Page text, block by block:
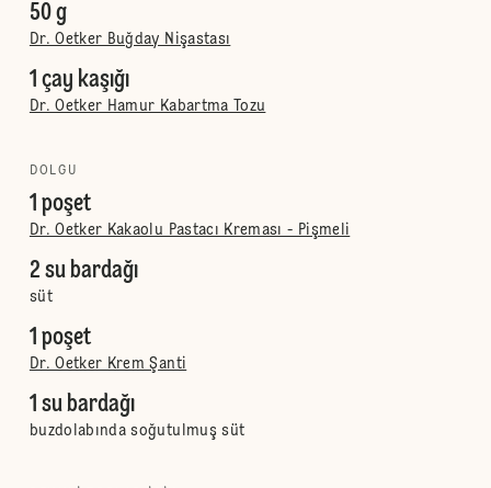
50 g
Dr. Oetker Buğday Nişastası
1 çay kaşığı
Dr. Oetker Hamur Kabartma Tozu
DOLGU
1 poşet
Dr. Oetker Kakaolu Pastacı Kreması - Pişmeli
2 su bardağı
süt
1 poşet
Dr. Oetker Krem Şanti
1 su bardağı
buzdolabında soğutulmuş süt